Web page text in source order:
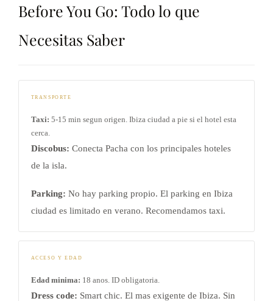
Before You Go: Todo lo que
Necesitas Saber
TRANSPORTE
Taxi: 5-15 min segun origen. Ibiza ciudad a pie si el hotel esta
cerca.
Discobus: Conecta Pacha con los principales hoteles
de la isla.
Parking: No hay parking propio. El parking en Ibiza
ciudad es limitado en verano. Recomendamos taxi.
ACCESO Y EDAD
Edad minima: 18 anos. ID obligatoria.
Dress code: Smart chic. El mas exigente de Ibiza. Sin